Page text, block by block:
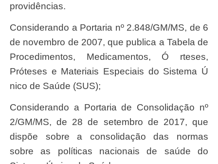
providências.
Considerando a Portaria nº 2.848/GM/MS, de 6
de novembro de 2007, que publica a Tabela de
Procedimentos, Medicamentos, Ó rteses,
Próteses e Materiais Especiais do Sistema Ú
nico de Saúde (SUS);
Considerando a Portaria de Consolidação nº
2/GM/MS, de 28 de setembro de 2017, que
dispõe sobre a consolidação das normas
sobre as pol íticas nacionais de saúde do